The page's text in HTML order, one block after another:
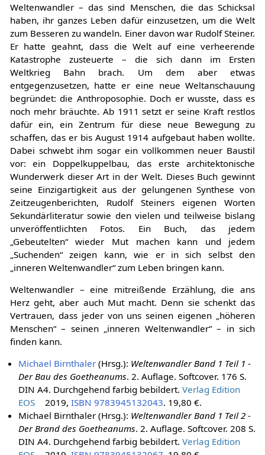
Weltenwandler – das sind Menschen, die das Schicksal
haben, ihr ganzes Leben dafür einzusetzen, um die Welt
zum Besseren zu wandeln. Einer davon war Rudolf Steiner.
Er hatte geahnt, dass die Welt auf eine verheerende
Katastrophe zusteuerte – die sich dann im Ersten
Weltkrieg Bahn brach. Um dem aber etwas
entgegenzusetzen, hatte er eine neue Weltanschauung
begründet: die Anthroposophie. Doch er wusste, dass es
noch mehr bräuchte. Ab 1911 setzt er seine Kraft restlos
dafür ein, ein Zentrum für diese neue Bewegung zu
schaffen, das er bis August 1914 aufgebaut haben wollte.
Dabei schwebt ihm sogar ein vollkommen neuer Baustil
vor: ein Doppelkuppelbau, das erste architektonische
Wunderwerk dieser Art in der Welt. Dieses Buch gewinnt
seine Einzigartigkeit aus der gelungenen Synthese von
Zeitzeugenberichten, Rudolf Steiners eigenen Worten
Sekundärliteratur sowie den vielen und teilweise bislang
unveröffentlichten Fotos. Ein Buch, das jedem
„Gebeutelten“ wieder Mut machen kann und jedem
„Suchenden“ zeigen kann, wie er in sich selbst den
„inneren Weltenwandler“ zum Leben bringen kann.
Weltenwandler – eine mitreißende Erzählung, die ans
Herz geht, aber auch Mut macht. Denn sie schenkt das
Vertrauen, dass jeder von uns seinen eigenen „höheren
Menschen“ – seinen „inneren Weltenwandler“ – in sich
finden kann.
Michael Birnthaler (Hrsg.): Weltenwandler Band 1 Teil 1 -
Der Bau des Goetheanums. 2. Auflage. Softcover. 176 S.
DIN A4. Durchgehend farbig bebildert.Verlag Edition
EOS
2019,ISBN 9783945132043. 19,80 €.
Michael Birnthaler (Hrsg.): Weltenwandler Band 1 Teil 2 -
Der Brand des Goetheanums. 2. Auflage. Softcover. 208 S.
DIN A4. Durchgehend farbig bebildert.Verlag Edition